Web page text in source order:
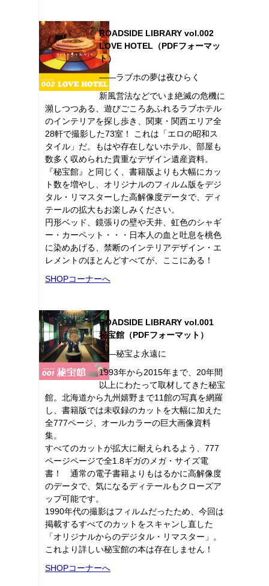
ROADSIDE LIBRARY vol.002
LOVE HOTEL（PDFフォーマッ
ト）
――ラブホの夢は夜ひらく
新風営法などでいま絶滅の危機に
瀕しつつある、遊びごころあふれるラブホテル
のインテリアを探し歩き、関東・関西エリア全
28軒で撮影した73室！ これは「エロの昭和ス
タイル」だ。もはや存在しないホテル、部屋も
数多く収められた貴重なデザイン遺産資料。
『秘宝館』と同じく、書籍版よりも大幅にカッ
ト数を増やし、オリジナルのフィルム版をデジ
タル・リマスターした高解像度データで、ディ
テールの拡大もお楽しみください。
円形ベッド、鏡張りの壁や天井、虹色のシャギ
ー・カーペット・・・日本人の血と吐息を桃色
に染めあげる、禁断のインテリアデザイン・エ
レメントのほとんどすべてが、ここにある！
SHOPコーナーへ
ROADSIDE LIBRARY vol.001
秘宝館（PDFフォーマット）
――秘宝よ永遠に
1993年から2015年まで、20年間
以上にわたって取材してきた秘宝
館。北海道から九州嬉野まで11館の写真を網羅
し、書籍版では未収録のカットを大幅に加えた
全777ページ、オールカラーの巨大画像資料
集。
すべてのカットが拡大に耐えられるよう、777
ページページで全1.8ギガのメガ・サイズ電
書！ 通常の電子書籍よりもはるかに高解像度
のデータで、気になるディテールもクローズア
ップ可能です。
1990年代の撮影はフィルムだったため、今回は
掲載するすべてのカットをスキャンし直した
「オリジナルからのデジタル・リマスター」。
これより詳しい秘宝館の本は存在しません！
SHOPコーナーへ